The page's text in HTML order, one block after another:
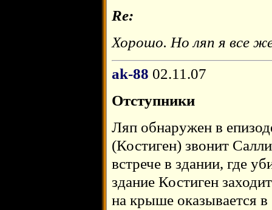
Re:
Хорошо. Но ляп я все
ak-88 02.11.07
Отступники
Ляп обнаружен в
(Костиген) звонит
встрече в здании, где
здание Костиген
на крыше оказывается